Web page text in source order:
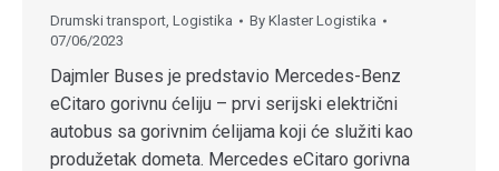
Drumski transport Logistika By Klaster Logistika
07/06/2023
Dajmler Buses je predstavio Mercedes-Benz
eCitaro gorivnu ćeliju – prvi serijski električni
autobus sa gorivnim ćelijama koji će služiti kao
produžetak dometa. Mercedes eCitaro gorivna